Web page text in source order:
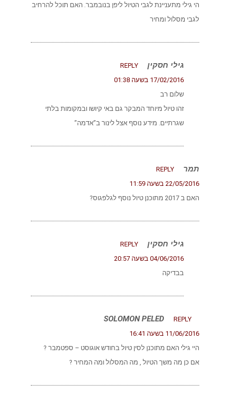
הי גילי מתעניינת לגבי הטיול ליפן בנובמבר. האם תוכל להרחיב
לגבי מסלול ומחיר
גילי חסקין
REPLY
17/02/2016 בשעה 01:38
שלום רב
זהו טיול מיוחד המבקר גם באי קיושו ובמקומות בלתי
שגרתיים. מידע נוסף אצל לינור ב”אדמה”
תמר
REPLY
22/05/2016 בשעה 11:59
האם ב 2017 מתוכנן טיול נוסף לגלפגוס?
גילי חסקין
REPLY
04/06/2016 בשעה 20:57
בבדיקה
SOLOMON PELED
REPLY
11/06/2016 בשעה 16:41
היי גילי האם מתוכנן לסין טיול בחודש אוגוסט – ספטמבר ?
אם כן מה משך הטיול , מה המסלול ומה המחיר ?